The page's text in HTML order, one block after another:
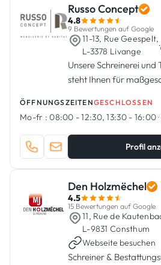
Russo Concept
4.8
9 Bewertungen auf Google
11-13, Rue Geespelt,
L-3378 Livange
·
Unsere Schreinerei und
steht Ihnen für
Restaurierung zur
ÖFFNUNGSZEITENGESCHLOSSEN
Mo-fr : 08:00 - 12:30, 13:30 - 16:00·
Profil
Den Holzmëchel
4.5
15 Bewertungen auf Google
11, Rue de
L-9831 Consthum
Webseite besuchen
Schreiner &